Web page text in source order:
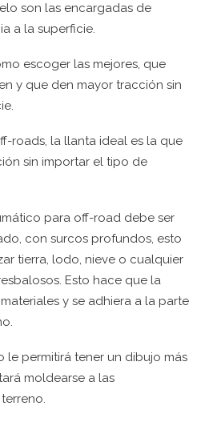
son las encargadas de
a la superficie.
escoger las mejores, que
y que den mayor tracción sin
roads, la llanta ideal es la que
sin importar el tipo de
para off-road debe ser
con surcos profundos, esto
tierra, lodo, nieve o cualquier
Esto hace que la
y se adhiera a la parte
le permitirá tener un dibujo más
moldearse a las